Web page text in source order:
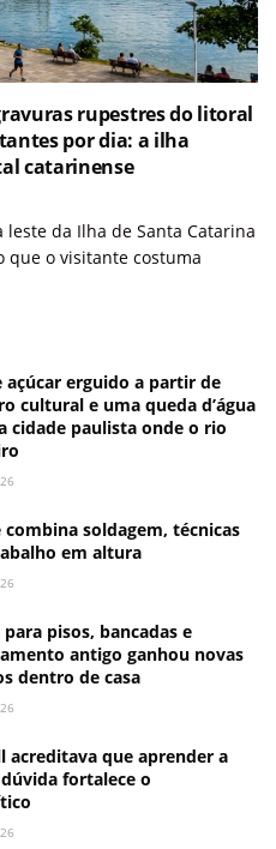
rupestres do litoral
por dia: a ilha
catarinense
da Ilha de Santa Catarina
que o visitante costuma
açúcar erguido a partir de
cultural e uma queda d’água
cidade paulista onde o rio
soldagem, técnicas
em altura
pisos, bancadas e
antigo ganhou novas
dentro de casa
acreditava que aprender a
fortalece o